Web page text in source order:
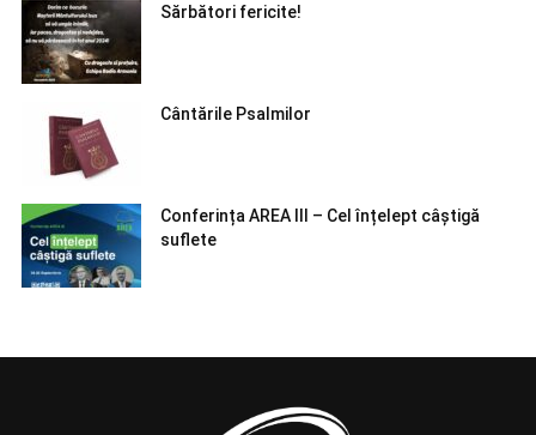
Sărbători fericite!
Cântările Psalmilor
Conferința AREA III – Cel înțelept câștigă
suflete